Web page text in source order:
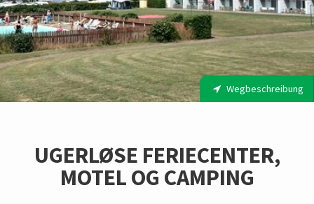
Wegbeschreibung
UGERLØSE FERIECENTER,
MOTEL OG CAMPING